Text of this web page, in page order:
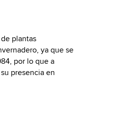
plantas
ya que se
por lo que a
presencia en